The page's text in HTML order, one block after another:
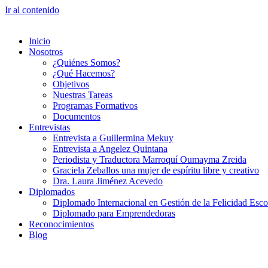
Ir al contenido
Inicio
Nosotros
¿Quiénes Somos?
¿Qué Hacemos?
Objetivos
Nuestras Tareas
Programas Formativos
Documentos
Entrevistas
Entrevista a Guillermina Mekuy
Entrevista a Angelez Quintana
Periodista y Traductora Marroquí Oumayma Zreida
Graciela Zeballos una mujer de espíritu libre y creativo
Dra. Laura Jiménez Acevedo
Diplomados
Diplomado Internacional en Gestión de la Felicidad
Diplomado para Emprendedoras
Reconocimientos
Blog